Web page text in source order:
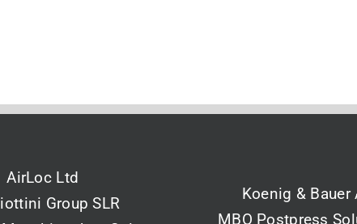
AirLoc Ltd
Group SLR
Koenig & Bauer
MBO Postpress